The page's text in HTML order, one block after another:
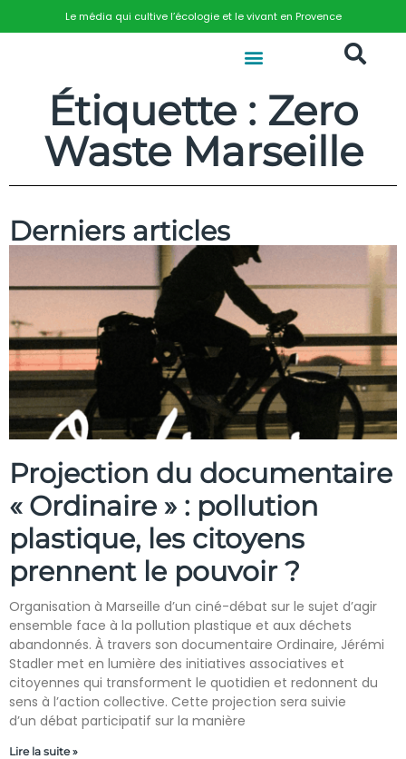
Le média qui cultive l’écologie et le vivant en Provence
Étiquette : Zero
Waste Marseille
Derniers articles
Projection du documentaire
« Ordinaire » : pollution
plastique, les citoyens
prennent le pouvoir ?
Organisation à Marseille d’un ciné-débat sur le sujet d’agir
ensemble face à la pollution plastique et aux déchets
abandonnés. À travers son documentaire Ordinaire, Jérémi
Stadler met en lumière des initiatives associatives et
citoyennes qui transforment le quotidien et redonnent du
sens à l’action collective. Cette projection sera suivie
d’un débat participatif sur la manière
Lire la suite »